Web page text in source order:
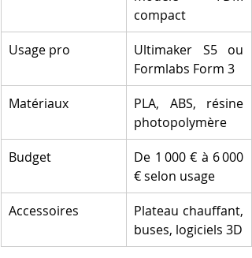
compact
Usage pro
Ultimaker S5 ou
Formlabs Form 3
Matériaux
PLA, ABS, résine
photopolymère
Budget
De 1 000 € à 6 000
€ selon usage
Accessoires
Plateau chauffant,
buses, logiciels 3D